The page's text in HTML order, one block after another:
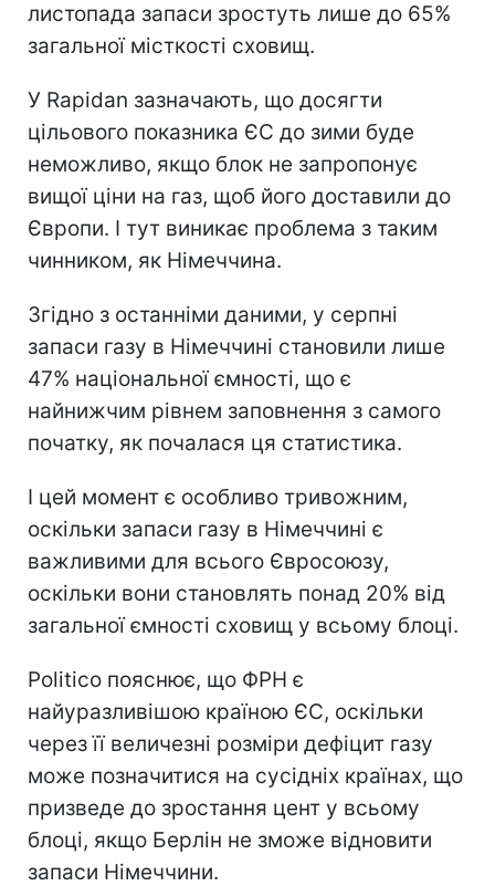
листопада запаси зростуть лише до 65%
загальної місткості сховищ.
У Rapidan зазначають, що досягти
цільового показника ЄС до зими буде
неможливо, якщо блок не запропонує
вищої ціни на газ, щоб його доставили до
Європи. І тут виникає проблема з таким
чинником, як Німеччина.
Згідно з останніми даними, у серпні
запаси газу в Німеччині становили лише
47% національної ємності, що є
найнижчим рівнем заповнення з самого
початку, як почалася ця статистика.
І цей момент є особливо тривожним,
оскільки запаси газу в Німеччині є
важливими для всього Євросоюзу,
оскільки вони становлять понад 20% від
загальної ємності сховищ у всьому блоці.
Politico пояснює, що ФРН є
найуразливішою країною ЄС, оскільки
через її величезні розміри дефіцит газу
може позначитися на сусідніх країнах, що
призведе до зростання цент у всьому
блоці, якщо Берлін не зможе відновити
запаси Німеччини.